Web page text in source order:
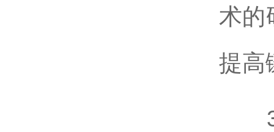
术的
提高
3